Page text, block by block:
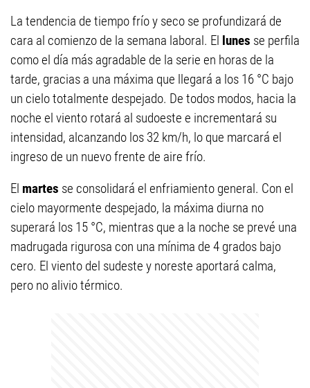
La tendencia de tiempo frío y seco se profundizará de
cara al comienzo de la semana laboral. El lunes se perfila
como el día más agradable de la serie en horas de la
tarde, gracias a una máxima que llegará a los 16 °C bajo
un cielo totalmente despejado. De todos modos, hacia la
noche el viento rotará al sudoeste e incrementará su
intensidad, alcanzando los 32 km/h, lo que marcará el
ingreso de un nuevo frente de aire frío.
El martes se consolidará el enfriamiento general. Con el
cielo mayormente despejado, la máxima diurna no
superará los 15 °C, mientras que a la noche se prevé una
madrugada rigurosa con una mínima de 4 grados bajo
cero. El viento del sudeste y noreste aportará calma,
pero no alivio térmico.